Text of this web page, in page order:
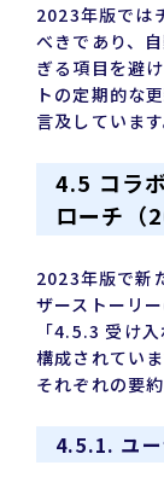
2023年版では
べきであり、
ぎる項目を避
トの定期的な
言及しています
4.5 コラ
ローチ（
2023年版で新
ザーストーリ
「4.5.3 受け
構成されていま
それぞれの要
4.5.1. ユ